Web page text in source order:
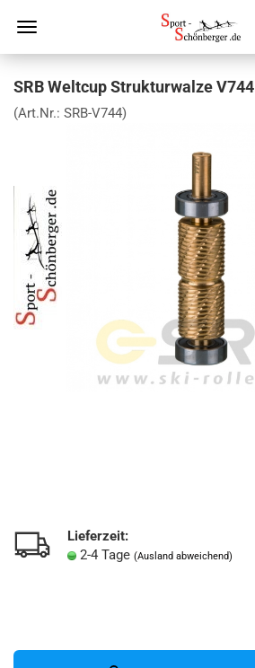
SRB Weltcup Strukturwalze V744
(Art.Nr.: SRB-V744)
Lieferzeit:
2-4 Tage (Ausland abweichend)